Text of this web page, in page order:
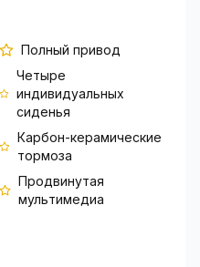
Полный привод
Четыре
индивидуальных
сиденья
Карбон-керамические
тормоза
Продвинутая
мультимедиа